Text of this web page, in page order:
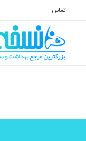
تماس